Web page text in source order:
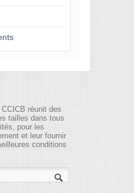
réunit des
tailles dans tous
pour les
et leur fournir
conditions